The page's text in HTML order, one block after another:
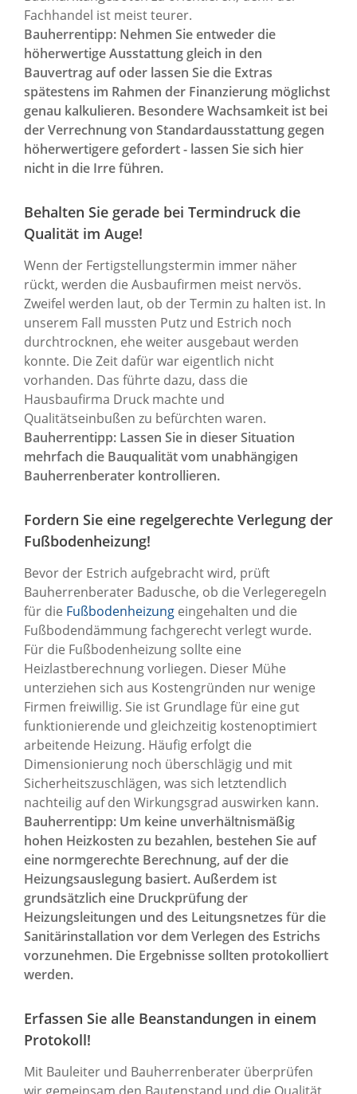
Fachhandel ist meist teurer.
Bauherrentipp: Nehmen Sie entweder die
höherwertige Ausstattung gleich in den
Bauvertrag auf oder lassen Sie die Extras
spätestens im Rahmen der Finanzierung möglichst
genau kalkulieren. Besondere Wachsamkeit ist bei
der Verrechnung von Standardausstattung gegen
höherwertigere gefordert - lassen Sie sich hier
nicht in die Irre führen.
Behalten Sie gerade bei Termindruck die
Qualität im Auge!
Wenn der Fertigstellungstermin immer näher
rückt, werden die Ausbaufirmen meist nervös.
Zweifel werden laut, ob der Termin zu halten ist. In
unserem Fall mussten Putz und Estrich noch
durchtrocknen, ehe weiter ausgebaut werden
konnte. Die Zeit dafür war eigentlich nicht
vorhanden. Das führte dazu, dass die
Hausbaufirma Druck machte und
Qualitätseinbußen zu befürchten waren.
Bauherrentipp: Lassen Sie in dieser Situation
mehrfach die Bauqualität vom unabhängigen
Bauherrenberater kontrollieren.
Fordern Sie eine regelgerechte Verlegung der
Fußbodenheizung!
Bevor der Estrich aufgebracht wird, prüft
Bauherrenberater Badusche, ob die Verlegeregeln
für die Fußbodenheizung eingehalten und die
Fußbodendämmung fachgerecht verlegt wurde.
Für die Fußbodenheizung sollte eine
Heizlastberechnung vorliegen. Dieser Mühe
unterziehen sich aus Kostengründen nur wenige
Firmen freiwillig. Sie ist Grundlage für eine gut
funktionierende und gleichzeitig kostenoptimiert
arbeitende Heizung. Häufig erfolgt die
Dimensionierung noch überschlägig und mit
Sicherheitszuschlägen, was sich letztendlich
nachteilig auf den Wirkungsgrad auswirken kann.
Bauherrentipp: Um keine unverhältnismäßig
hohen Heizkosten zu bezahlen, bestehen Sie auf
eine normgerechte Berechnung, auf der die
Heizungsauslegung basiert. Außerdem ist
grundsätzlich eine Druckprüfung der
Heizungsleitungen und des Leitungsnetzes für die
Sanitärinstallation vor dem Verlegen des Estrichs
vorzunehmen. Die Ergebnisse sollten protokolliert
werden.
Erfassen Sie alle Beanstandungen in einem
Protokoll!
Mit Bauleiter und Bauherrenberater überprüfen